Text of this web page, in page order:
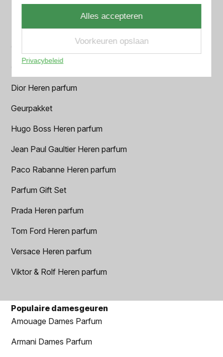
BALR. Heren parfum
BVLGARI Heren parfum
Chanel Heren parfum
Creed heren parfum
Dior Heren parfum
Geurpakket
Hugo Boss Heren parfum
Jean Paul Gaultier Heren parfum
Paco Rabanne Heren parfum
Parfum Gift Set
Prada Heren parfum
Tom Ford Heren parfum
Versace Heren parfum
Viktor & Rolf Heren parfum
Populaire damesgeuren
Amouage Dames Parfum
Armani Dames Parfum
Alles accepteren
Voorkeuren opslaan
Privacybeleid